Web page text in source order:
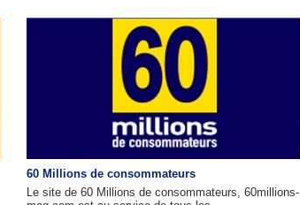
60 Millions de consommateurs
Le site de 60 Millions de consommateurs, 60millions-